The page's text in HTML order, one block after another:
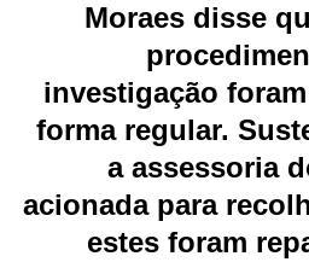
Moraes disse
investigação
forma regular.
a assessoria
acionada para
estes foram